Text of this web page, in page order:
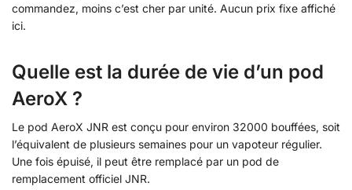
commandez, moins c’est cher par unité. Aucun prix fixe affiché
ici.
Quelle est la durée de vie d’un pod
AeroX ?
Le pod AeroX JNR est conçu pour environ 32000 bouffées, soit
l’équivalent de plusieurs semaines pour un vapoteur régulier.
Une fois épuisé, il peut être remplacé par un pod de
remplacement officiel JNR.